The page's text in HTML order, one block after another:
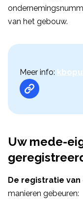
van het gebouw.
Meer info:
Uw mede-
De registratie van
manieren gebeuren: